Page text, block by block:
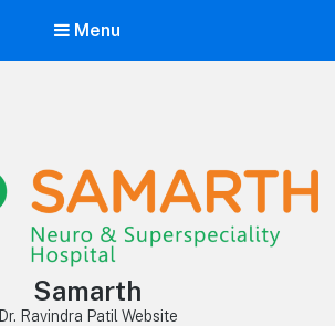
Menu
Samarth
Dr. Ravindra Patil Website